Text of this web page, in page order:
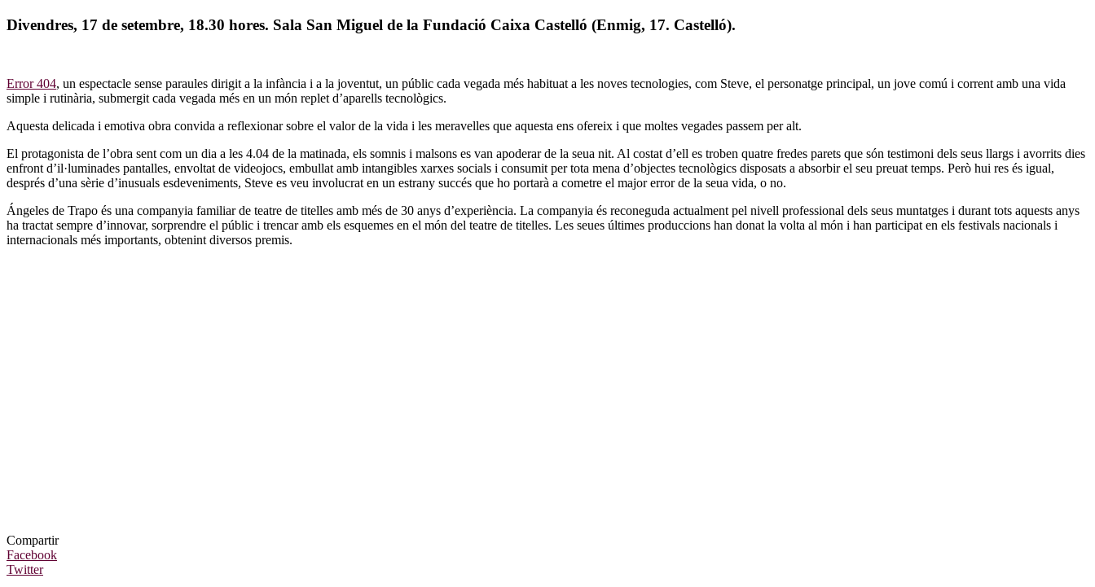
Divendres, 17 de setembre, 18.30 hores. Sala San Miguel de la Fundació Caixa Castelló (Enmig, 17. Castelló).
Error 404, un espectacle sense paraules dirigit a la infància i a la joventut, un públic cada vegada més habituat a les noves tecnologies, com Steve, el personatge principal, un jove comú i corrent amb una vida
simple i rutinària, submergit cada vegada més en un món replet d’aparells tecnològics.
Aquesta delicada i emotiva obra convida a reflexionar sobre el valor de la vida i les meravelles que aquesta ens ofereix i que moltes vegades passem per alt.
El protagonista de l’obra sent com un dia a les 4.04 de la matinada, els somnis i malsons es van apoderar de la seua nit. Al costat d’ell es troben quatre fredes parets que són testimoni dels seus llargs i avorrits dies
enfront d’il·luminades pantalles, envoltat de videojocs, embullat amb intangibles xarxes socials i consumit per tota mena d’objectes tecnològics disposats a absorbir el seu preuat temps. Però hui res és igual,
després d’una sèrie d’inusuals esdeveniments, Steve es veu involucrat en un estrany succés que ho portarà a cometre el major error de la seua vida, o no.
Ángeles de Trapo és una companyia familiar de teatre de titelles amb més de 30 anys d’experiència. La companyia és reconeguda actualment pel nivell professional dels seus muntatges i durant tots aquests anys
ha tractat sempre d’innovar, sorprendre el públic i trencar amb els esquemes en el món del teatre de titelles. Les seues últimes produccions han donat la volta al món i han participat en els festivals nacionals i
internacionals més importants, obtenint diversos premis.
Compartir
Facebook
Twitter